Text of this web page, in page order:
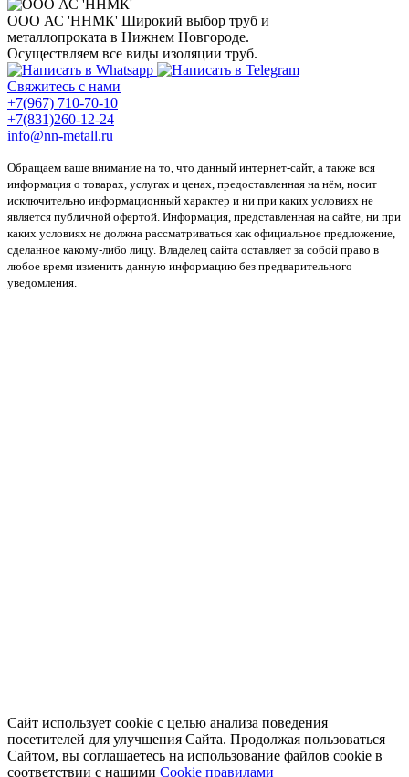
ООО АС 'ННМК' Широкий выбор труб и
металлопроката в Нижнем Новгороде.
Осуществляем все виды изоляции труб.
Свяжитесь с нами
+7(967) 710-70-10
+7(831)260-12-24
info@nn-metall.ru
Обращаем ваше внимание на то, что данный интернет-сайт, а также вся
информация о товарах, услугах и ценах, предоставленная на нём, носит
исключительно информационный характер и ни при каких условиях не
является публичной офертой. Информация, представленная на сайте, ни при
каких условиях не должна рассматриваться как официальное предложение,
сделанное какому-либо лицу. Владелец сайта оставляет за собой право в
любое время изменить данную информацию без предварительного
уведомления.
Сайт использует cookie с целью анализа поведения
посетителей для улучшения Сайта. Продолжая пользоваться
Сайтом, вы соглашаетесь на использование файлов cookie в
соответствии с нашими Cookiе правилами